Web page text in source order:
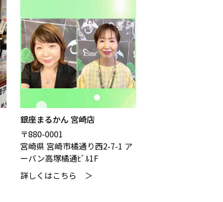
銀座まるかん 宮崎店
〒880-0001
宮崎県 宮崎市橘通り西2-7-1 ア
ーバン高塚橘通ﾋﾞﾙ1F
詳しくはこちら ＞